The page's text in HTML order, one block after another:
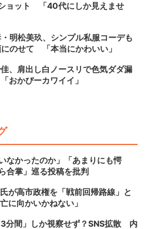
ョット 「40代にしか見えませ
明松美玖、シンプル私服コーデも
にのせて 「本当にかわいい」
、肩出し白ノースリで色気ダダ漏
おかぴーカワイイ」
なかったのか」「あまりにも愕
合掌」巡る投稿を批判
が高市政権を「戦前回帰路線」と
に向かいかねない」
分間」しか視察せず？SNS拡散 内